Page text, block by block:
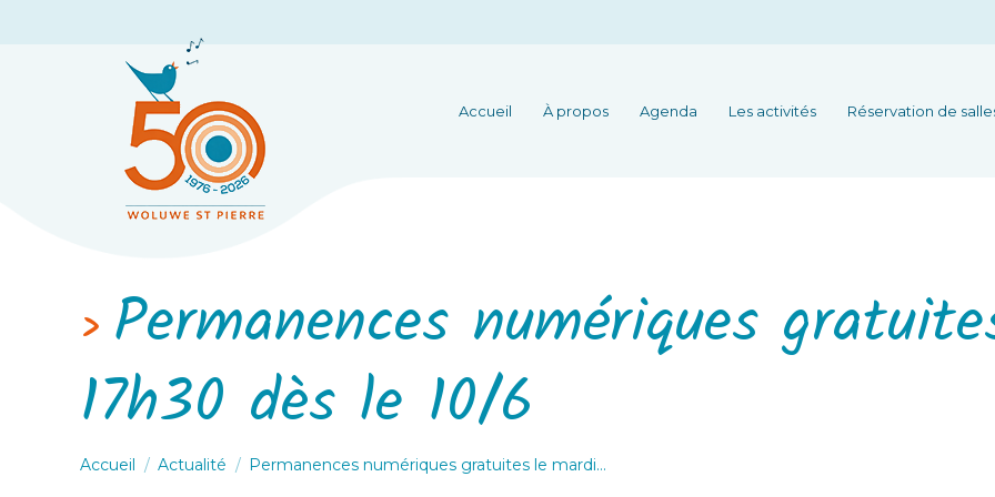
Accueil À propos Agenda Les activités Réservation de
Permanences numériques
17h30 dès le 10/6
Vous êtes ici :
Accueil Actualité Permanences numériques gratuites le mardi…